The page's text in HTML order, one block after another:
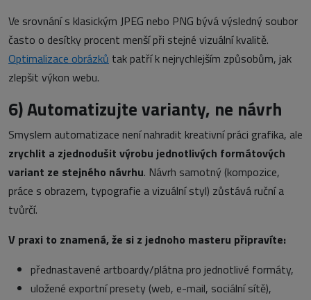
Ve srovnání s klasickým JPEG nebo PNG bývá výsledný soubor
často o desítky procent menší při stejné vizuální kvalitě.
Optimalizace obrázků tak patří k nejrychlejším způsobům, jak
zlepšit výkon webu.
6)Automatizujte varianty, ne návrh
Smyslem automatizace není nahradit kreativní práci grafika, ale
zrychlit a zjednodušit výrobu jednotlivých formátových
variant ze stejného návrhu. Návrh samotný (kompozice,
práce s obrazem, typografie a vizuální styl) zůstává ruční a
tvůrčí.
V praxi to znamená, že si z jednoho masteru připravíte:
přednastavené artboardy/plátna pro jednotlivé formáty,
uložené exportní presety (web, e-mail, sociální sítě),